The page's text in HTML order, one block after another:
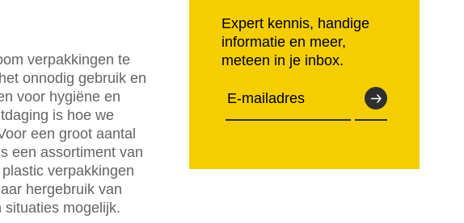
verpakkingen te
onnodig gebruik en
voor hygiëne en
is hoe we
een groot aantal
een assortiment van
verpakkingen
hergebruik van
mogelijk.
Expert kennis, handige
informatie en meer,
meteen in je inbox.